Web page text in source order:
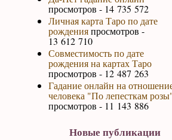
просмотров - 14 735 572
Личная карта Таро по дате
рожденияпросмотров -
13 612 710
Совместимость по дате
рождения на картах Таро
просмотров - 12 487 263
Гадание онлайн на
человека "По лепесткам
просмотров - 11 143 886
Новые публикации